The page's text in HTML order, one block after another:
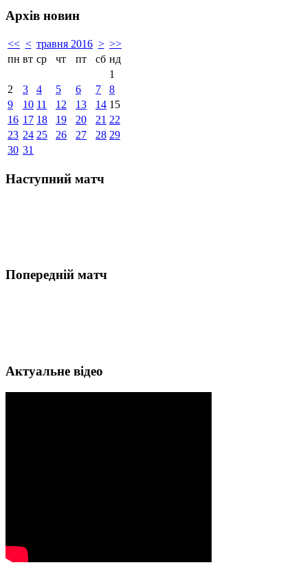
Архів новин
<< < травня 2016 > >>
пн вт ср чт пт сб нд
1
2
3 4 5 6 7
8
9
10 11 12 13 14 15
16 17 18 19 20 21 22
23 24 25 26 27 28 29
30 31
Наступний матч
Попередній матч
Актуальне відео